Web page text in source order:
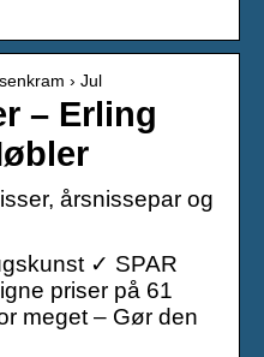
› Jul
– Erling
årsnissepar og
✓ SPAR
priser på 61
meget – Gør den